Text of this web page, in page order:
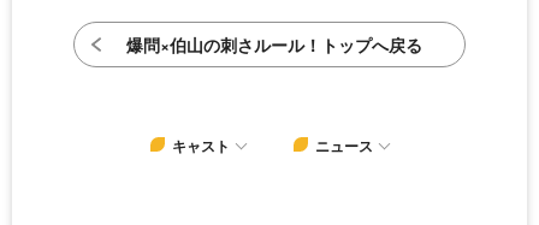
爆問×伯山の刺さルール！トップへ戻る
キャスト ニュース